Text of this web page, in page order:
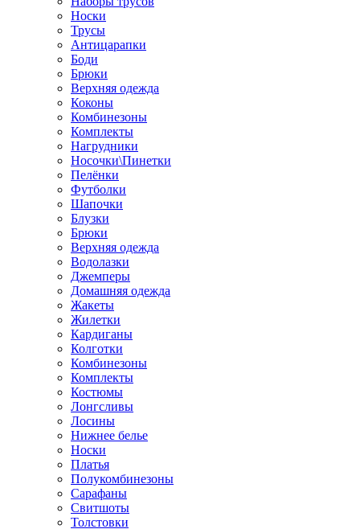
Носки
Трусы
Антицарапки
Боди
Брюки
Верхняя одежда
Коконы
Комбинезоны
Комплекты
Нагрудники
Носочки\Пинетки
Пелёнки
Футболки
Шапочки
Блузки
Брюки
Верхняя одежда
Водолазки
Джемперы
Домашняя одежда
Жакеты
Жилетки
Кардиганы
Колготки
Комбинезоны
Комплекты
Костюмы
Лонгсливы
Лосины
Нижнее белье
Носки
Платья
Полукомбинезоны
Сарафаны
Свитшоты
Толстовки